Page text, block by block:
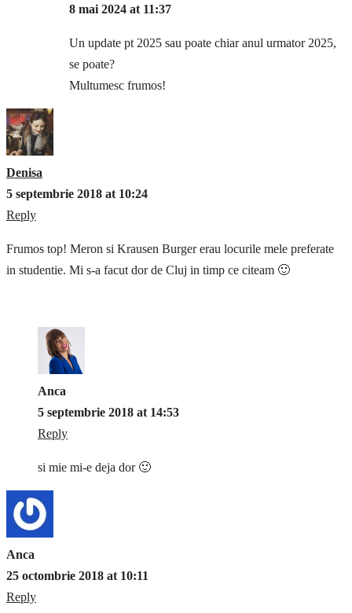
8 mai 2024 at 11:37
Un update pt 2025 sau poate chiar anul urmator 2025,
se poate?
Multumesc frumos!
Denisa
5 septembrie 2018 at 10:24
Reply
Frumos top! Meron si Krausen Burger erau locurile mele preferate
in studentie. Mi s-a facut dor de Cluj in timp ce citeam 🙂
Anca
5 septembrie 2018 at 14:53
Reply
si mie mi-e deja dor 🙂
Anca
25 octombrie 2018 at 10:11
Reply